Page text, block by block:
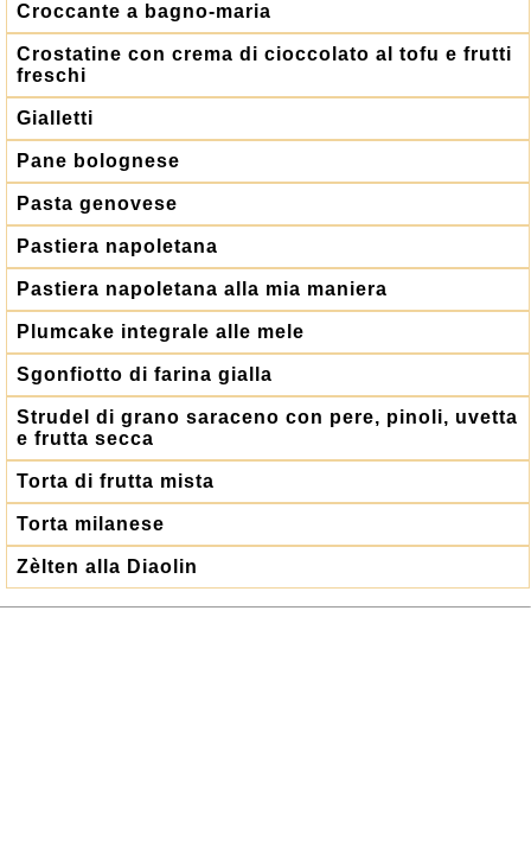
Croccante a bagno-maria
Crostatine con crema di cioccolato al tofu e frutti
freschi
Gialletti
Pane bolognese
Pasta genovese
Pastiera napoletana
Pastiera napoletana alla mia maniera
Plumcake integrale alle mele
Sgonfiotto di farina gialla
Strudel di grano saraceno con pere, pinoli, uvetta
e frutta secca
Torta di frutta mista
Torta milanese
Zèlten alla Diaolin